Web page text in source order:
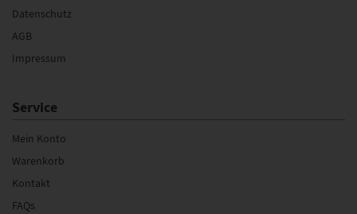
Datenschutz
AGB
Impressum
Service
Mein Konto
Warenkorb
Kontakt
FAQs